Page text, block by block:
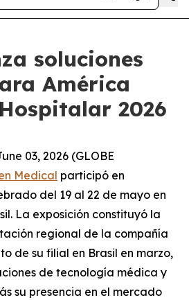
soluciones
América
2026
03, 2026 (GLOBE
Medical participó en
del 19 al 22 de mayo en
La exposición constituyó la
regional de la compañía
de su filial en Brasil en marzo,
de tecnología médica y
su presencia en el mercado